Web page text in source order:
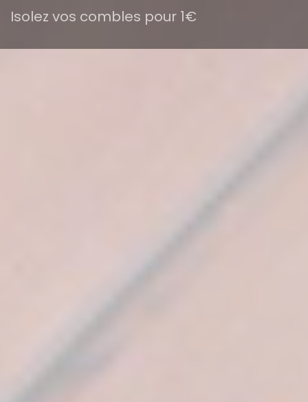
Isolez vos combles pour 1€